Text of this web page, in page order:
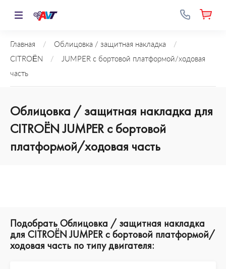
Главная / Облицовка / защитная накладка
/
CITROËN
/
JUMPER c бортовой платформой/ходовая
часть
Облицовка / защитная накладка для
CITROËN JUMPER c бортовой
платформой/ходовая часть
Подобрать Облицовка / защитная накладка
для CITROËN JUMPER c бортовой платформой/
ходовая часть по типу двигателя: